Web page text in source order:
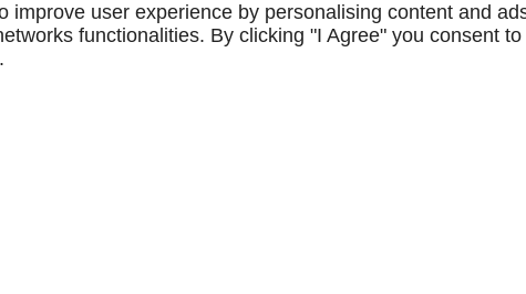
improve user experience by personalising content and
functionalities. By clicking "I Agree" you consent
.